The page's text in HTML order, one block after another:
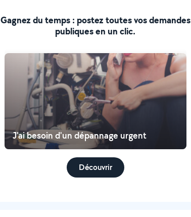
Gagnez du temps : postez toutes vos demandes
publiques en un clic.
J'ai besoin d'un dépannage urgent
Découvrir